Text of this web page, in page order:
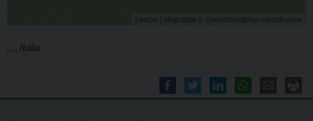
Leaflet | Map data © OpenStreetMap contributors
, , , Italia